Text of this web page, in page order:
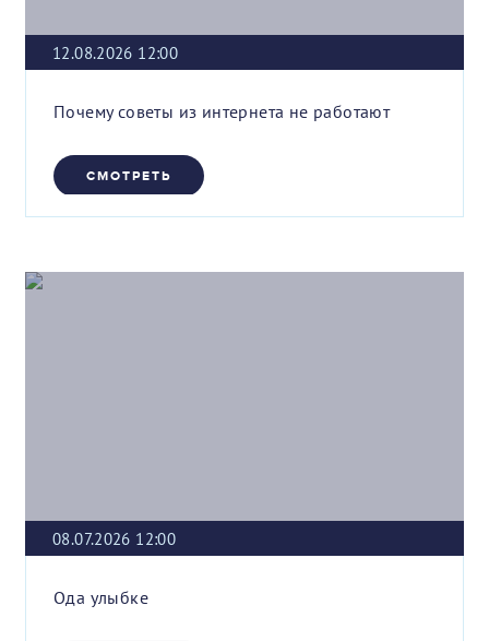
12.08.2026 12:00
Почему советы из интернета не работают
СМОТРЕТЬ
08.07.2026 12:00
Ода улыбке